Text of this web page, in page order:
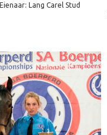
Lang Carel Stud